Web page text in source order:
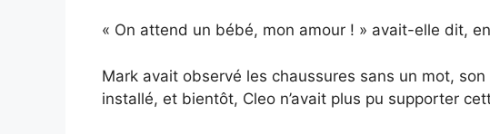
« On attend un bébé, mon amour ! » avait-elle dit,
Mark avait observé les chaussures sans un mot,
installé, et bientôt, Cleo n’avait plus pu supporter